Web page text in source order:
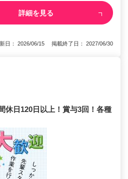
詳細を見る
日： 2026/06/15 掲載終了日： 2027/06/30
休日120日以上！賞与3回！各種